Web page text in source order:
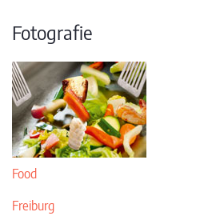
Fotografie
Food
Freiburg